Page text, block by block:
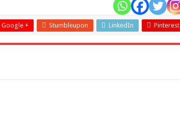
Google + Stumbleupon LinkedIn Pinterest